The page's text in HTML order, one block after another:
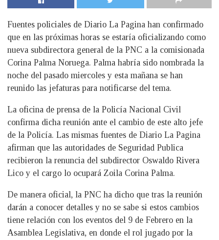
Fuentes policiales de Diario La Pagina han confirmado
que en las próximas horas se estaría oficializando como
nueva subdirectora general de la PNC a la comisionada
Corina Palma Noruega. Palma habría sido nombrada la
noche del pasado miercoles y esta mañana se han
reunido las jefaturas para notificarse del tema.
La oficina de prensa de la Policía Nacional Civil
confirma dicha reunión ante el cambio de este alto jefe
de la Policía. Las mismas fuentes de Diario La Pagina
afirman que las autoridades de Seguridad Publica
recibieron la renuncia del subdirector Oswaldo Rivera
Lico y el cargo lo ocupará Zoila Corina Palma.
De manera oficial, la PNC ha dicho que tras la reunión
darán a conocer detalles y no se sabe si estos cambios
tiene relación con los eventos del 9 de Febrero en la
Asamblea Legislativa, en donde el rol jugado por la